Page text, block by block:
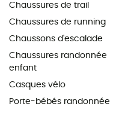
Chaussures de trail
Chaussures de running
Chaussons d'escalade
Chaussures randonnée
enfant
Casques vélo
Porte-bébés randonnée